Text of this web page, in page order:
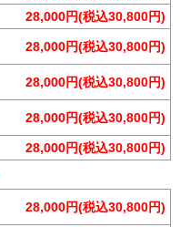
28,000円(税込30,800円)
28,000円(税込30,800円)
28,000円(税込30,800円)
28,000円(税込30,800円)
28,000円(税込30,800円)
28,000円(税込30,800円)